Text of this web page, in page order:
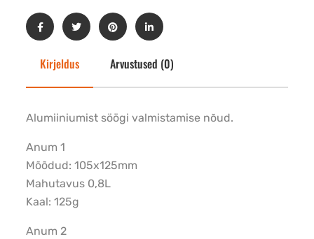
Kirjeldus Arvustused (0)
Alumiiniumist söögi valmistamise nõud.
Anum 1
Mõõdud: 105x125mm
Mahutavus 0,8L
Kaal: 125g
Anum 2